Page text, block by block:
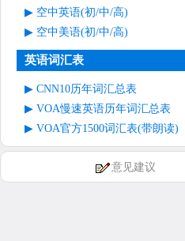
空中英语(初/中/高)
空中美语(初/中/高)
英语词汇表
CNN10历年词汇总表
VOA慢速英语历年词汇总表
VOA官方1500词汇表(带朗读)
意见建议